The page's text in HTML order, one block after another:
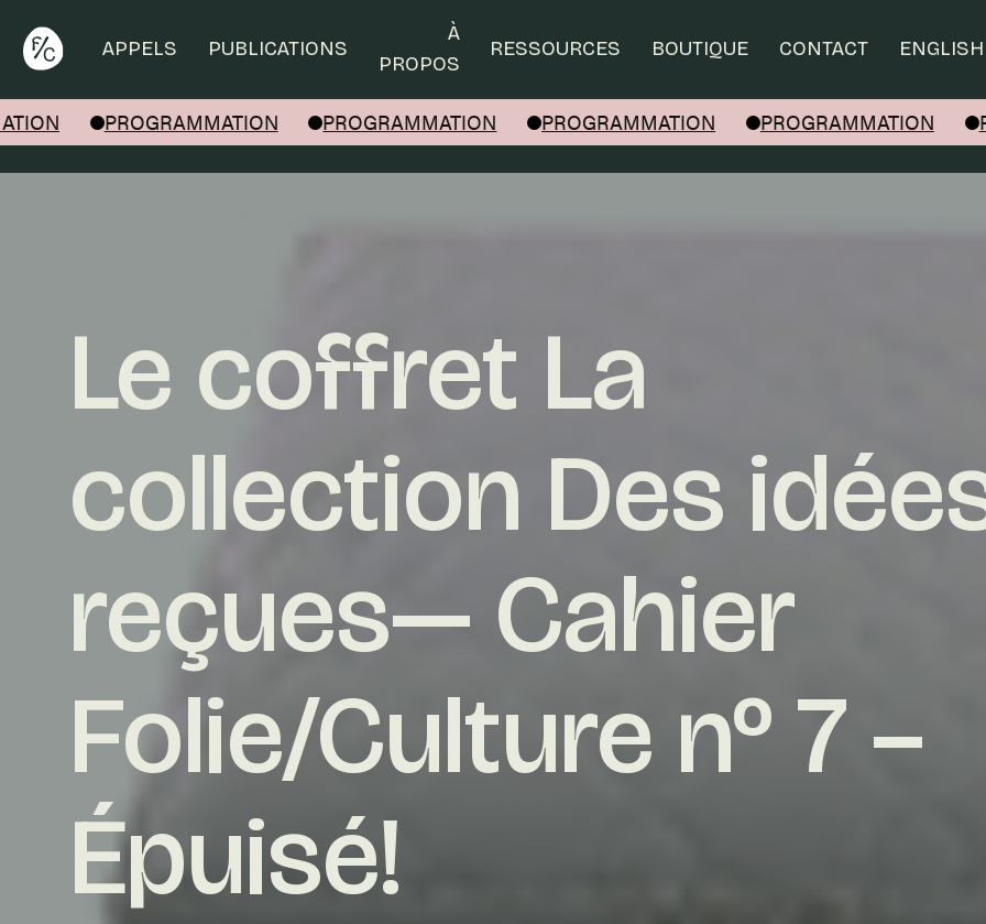
APPELS PUBLICATIONS
À
PROPOS
RESSOURCES BOUTIQUE CONTACT ENGLISH
PROGRAMMATION PROGRAMMATION PROGRAMMATION PROGRAMMATION
Le coffret La
collection Des
reçues— Cahier
Folie/Culture nº 7 –
Épuisé!